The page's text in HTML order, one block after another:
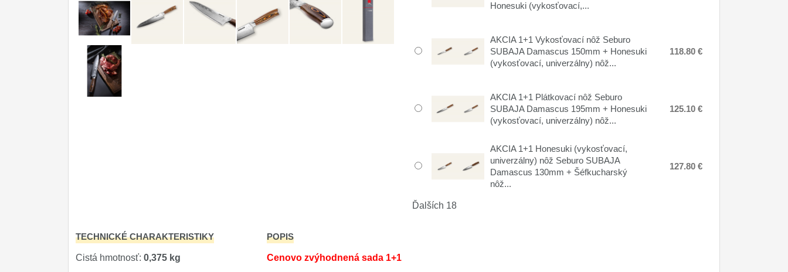
Nože SEBURO
Nože Tojiro
Nože Samura
Ostřiče nožů V-Sharp
Dopredaj
Honesuki (vykosťovací,...
AKCIA 1+1 Vykosťovací nôž Seburo
SUBAJA Damascus 150mm + Honesuki
(vykosťovací, univerzálny) nôž...
118.80 €
AKCIA 1+1 Plátkovací nôž Seburo
SUBAJA Damascus 195mm + Honesuki
(vykosťovací, univerzálny) nôž...
125.10 €
AKCIA 1+1 Honesuki (vykosťovací,
univerzálny) nôž Seburo SUBAJA
Damascus 130mm + Šéfkucharský
nôž...
127.80 €
Ďalších 18
TECHNICKÉ CHARAKTERISTIKY
Cistá hmotnosť: 0,375 kg
POPIS
Cenovo zvýhodnená sada 1+1